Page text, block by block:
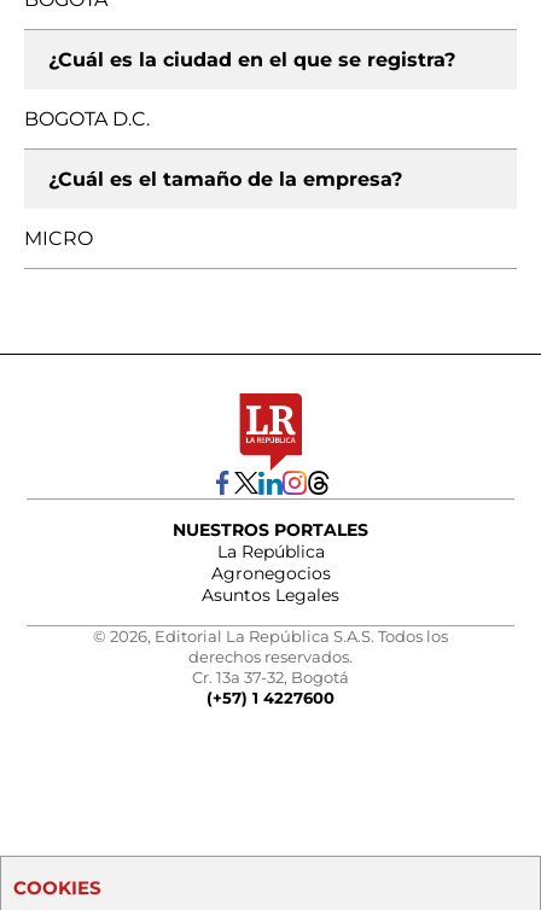
¿Cuál es la ciudad en el que se registra?
BOGOTA D.C.
¿Cuál es el tamaño de la empresa?
MICRO
NUESTROS PORTALES
La República
Agronegocios
Asuntos Legales
© 2026, Editorial La República S.A.S. Todos los
derechos reservados.
Cr. 13a 37-32, Bogotá
(+57) 1 4227600
COOKIES